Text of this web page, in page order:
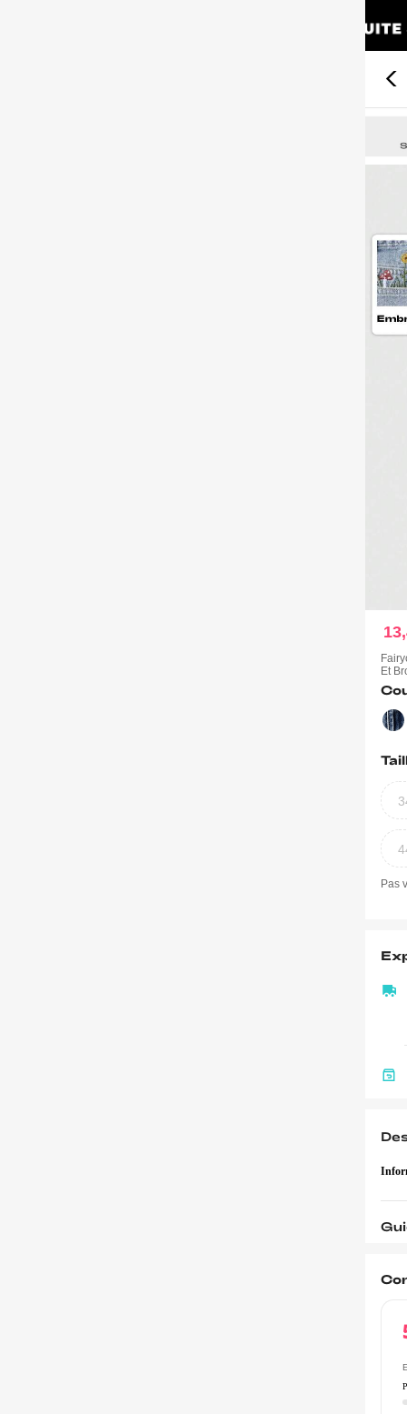
Et
Pas